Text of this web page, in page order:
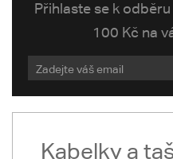
Přihlaste se k
100 Kč na
Kabelky a